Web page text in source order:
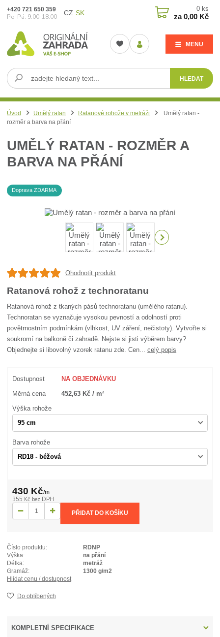
CZ SK
MENU
HLEDAT
+420 721 650 359
Po-Pá: 9:00-18:00
0 ks
za0,00 Kč
Úvod Umělý ratan Ratanové rohože v metráži
Umělý ratan -
rozměr a barva na přání
UMĚLÝ RATAN - ROZMĚR A
BARVA NA PŘÁNÍ
Doprava ZDARMA
Ohodnotit produkt
Ratanová rohož z technoratanu
Ratanová rohož z tkaných pásů technoratanu (umělého ratanu).
Technoratan se vyznačuje vysokou pevností a odolností proti
povětrnostním podmínkám (vlhkost, UV záření, nečistoty). Vytvořte si
soukromí na balkoně či zahradě. Nejste si jisti výběrem barvy?
Objednejte si libovolný vzorek ratanu zde. Cen...celý popis
Dostupnost NA OBJEDNÁVKU
Měrná cena 452,63 Kč / m²
Výška rohože
Barva rohože
430 Kč/m
355 Kč bez DPH
PŘIDAT DO KOŠÍKU
Číslo produktu:
RDNP
Výška:
na přání
Délka:
metráž
Gramáž:
1300 g/m2
Hlídat cenu / dostupnost
Do oblíbených
KOMPLETNÍ SPECIFIKACE